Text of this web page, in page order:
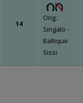
14
Orig.:
Singalo -
Baltique
Sissi